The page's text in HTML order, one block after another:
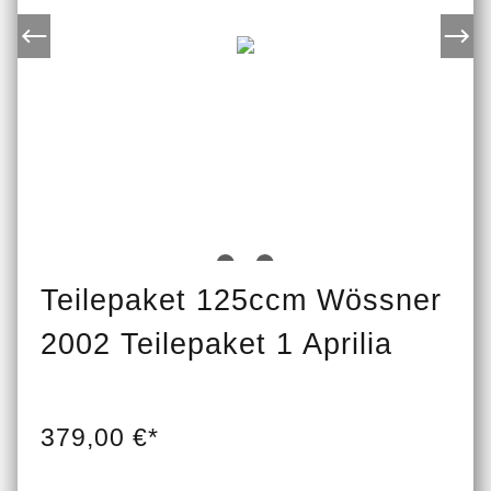
Teilepaket 125ccm Wössner
2002 Teilepaket 1 Aprilia
379,00 €*